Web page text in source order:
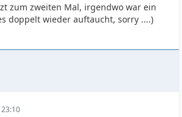
zum zweiten Mal, irgendwo war ein
doppelt wieder auftaucht, sorry ....)